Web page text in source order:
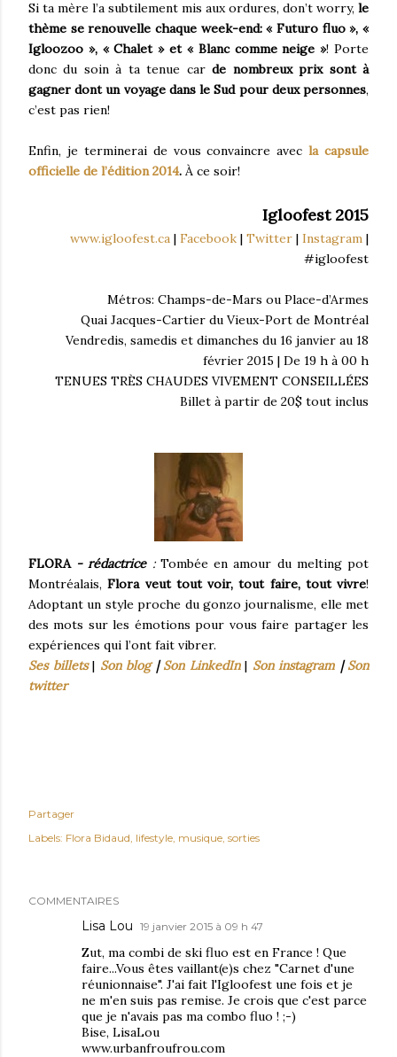
Si ta mère l’a subtilement mis aux ordures, don’t worry, le
thème se renouvelle chaque week-end: « Futuro fluo », «
Igloozoo », « Chalet » et « Blanc comme neige »! Porte
donc du soin à ta tenue carde nombreux prix sont à
gagner dont un voyage dans le Sud pour deux personnes,
c’est pas rien!
Enfin, je terminerai de vous convaincre avecla capsule
officielle de l’édition 2014. À ce soir!
Igloofest 2015
www.igloofest.ca | Facebook | Twitter | Instagram |
#igloofest
Métros: Champs-de-Mars ou Place-d’Armes
Quai Jacques-Cartier du Vieux-Port de Montréal
Vendredis, samedis et dimanches du 16 janvier au 18
février 2015 | De 19 h à 00 h
TENUES TRÈS CHAUDES VIVEMENT CONSEILLÉES
Billet à partir de 20$ tout inclus
FLORA- rédactrice : Tombée en amour du melting pot
Montréalais,Flora veut tout voir, tout faire, tout vivre!
Adoptant un style proche du gonzo journalisme, elle met
des mots sur les émotions pour vous faire partager les
expériences qui l’ont fait vibrer.
Ses billets| Son blog|Son LinkedIn| Son instagram |Son
twitter
Partager
Labels: Flora Bidaud lifestyle musique sorties
COMMENTAIRES
Lisa Lou 19 janvier 2015 à 09 h 47
Zut, ma combi de ski fluo est en France ! Que
faire...Vous êtes vaillant(e)s chez "Carnet d'une
réunionnaise". J'ai fait l'Igloofest une fois et je
ne m'en suis pas remise. Je crois que c'est parce
que je n'avais pas ma combo fluo ! ;-)
Bise, LisaLou
www.urbanfroufrou.com